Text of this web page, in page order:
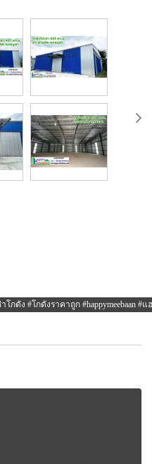
กดัง #โกดังราคาถูก #happymeebaan #